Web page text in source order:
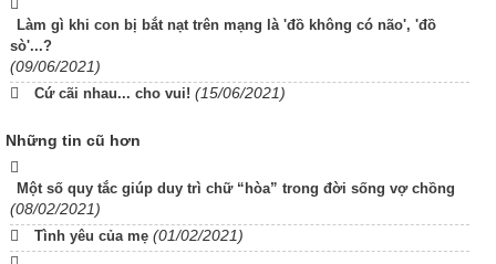
Làm gì khi con bị bắt nạt trên mạng là 'đồ không có não', 'đồ
sò'...?
(09/06/2021)
Cứ cãi nhau... cho vui! (15/06/2021)
Những tin cũ hơn
Một số quy tắc giúp duy trì chữ “hòa” trong đời sống vợ chồng
(08/02/2021)
Tình yêu của mẹ (01/02/2021)